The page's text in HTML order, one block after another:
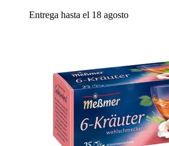
Entrega hasta el 18 agosto